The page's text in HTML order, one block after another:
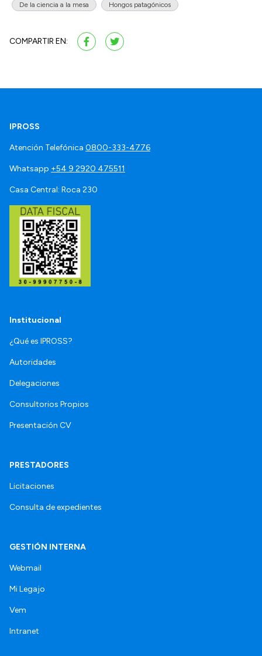
De la ciencia a la mesa Hongos patagónicos
COMPARTIR EN:
IPROSS
Atención Telefónica 0800-333-4776
Whatsapp +54 9 2920 475511
Casa Central: Roca 230
Institucional
¿Qué es IPROSS?
Autoridades
Delegaciones
Consultorios Propios
Presentación CV
PRESTADORES
Licitaciones
Consulta de expedientes
GESTIÓN INTERNA
Webmail
Mi Legajo
Vem
Intranet